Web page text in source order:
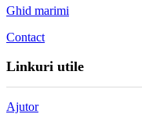
Ghid marimi
Contact
Linkuri utile
Ajutor